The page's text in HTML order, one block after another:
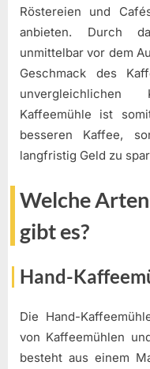
Röstereien und
anbieten. Durch
unmittelbar vor dem
Geschmack des
Kaffeemühle ist
besseren Kaffee,
langfristig Geld zu
Welche
gibt es?
Hand-
Die Hand-
von Kaffeemühlen
besteht aus einem